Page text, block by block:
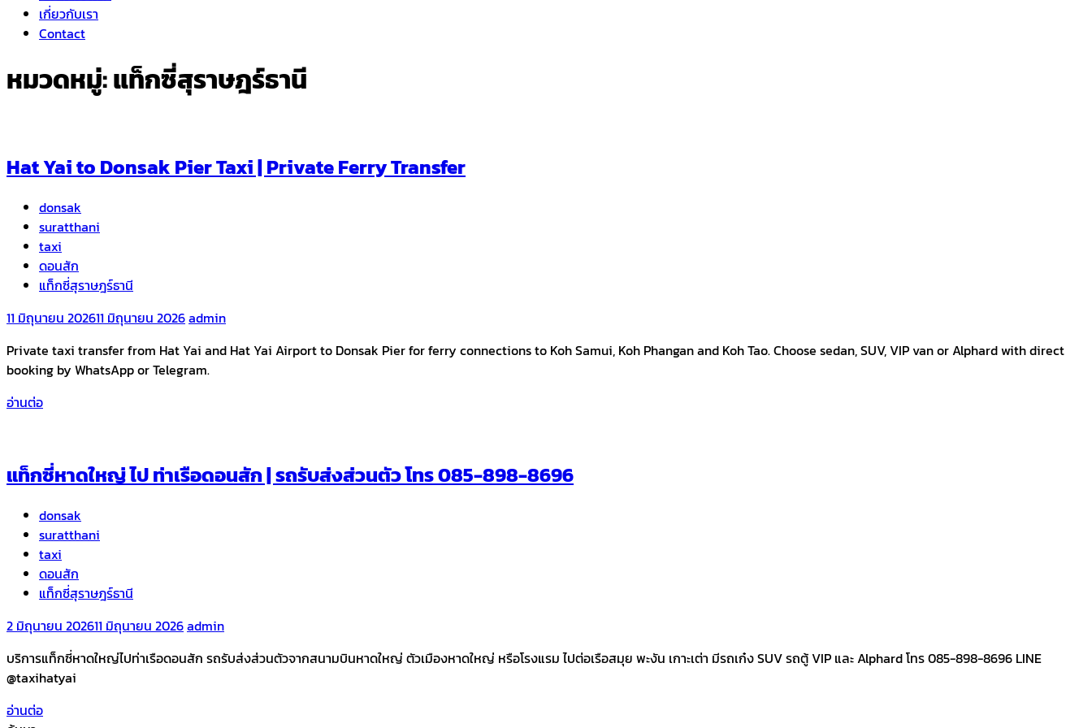
เกี่ยวกับเรา
Contact
หมวดหมู่:แท็กซี่สุราษฎร์ธานี
Hat Yai to Donsak Pier Taxi | Private Ferry Transfer
donsak
suratthani
taxi
ดอนสัก
แท็กซี่สุราษฎร์ธานี
11 มิถุนายน 202611 มิถุนายน 2026admin
Private taxi transfer from Hat Yai and Hat Yai Airport to Donsak Pier for ferry connections to Koh Samui, Koh Phangan and Koh Tao. Choose sedan, SUV, VIP van or Alphard with direct
booking by WhatsApp or Telegram.
อ่านต่อ
แท็กซี่หาดใหญ่ ไป ท่าเรือดอนสัก | รถรับส่งส่วนตัว โทร 085-898-8696
donsak
suratthani
taxi
ดอนสัก
แท็กซี่สุราษฎร์ธานี
2 มิถุนายน 202611 มิถุนายน 2026admin
บริการแท็กซี่หาดใหญ่ไปท่าเรือดอนสัก รถรับส่งส่วนตัวจากสนามบินหาดใหญ่ ตัวเมืองหาดใหญ่ หรือโรงแรม ไปต่อเรือสมุย พะงัน เกาะเต่า มีรถเก๋ง SUV รถตู้ VIP และ Alphard โทร 085-898-8696 LINE
@taxihatyai
อ่านต่อ